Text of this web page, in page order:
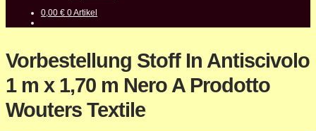
0,00€ 0 Artikel
Vorbestellung Stoff In Antiscivolo
1 m x 1,70 m Nero A Prodotto
Wouters Textile